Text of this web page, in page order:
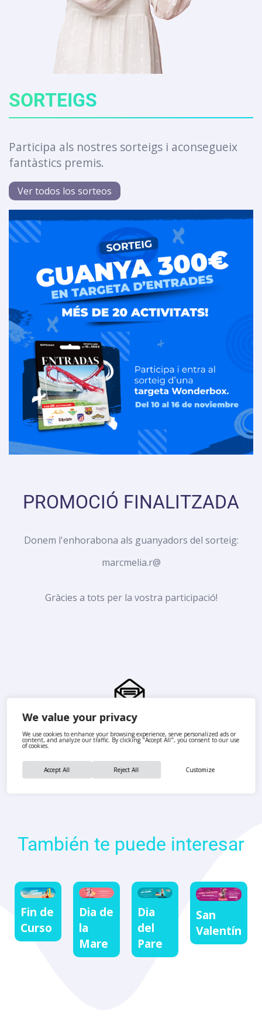
We value your privacy
We use cookies to enhance your browsing experience, serve personalized ads or
content, and analyze our traffic. By clicking "Accept All", you consent to our use
of cookies.
Customize
Reject All
Accept All
SORTEIGS
Participa als nostres sorteigs i aconsegueix
fantàstics premis.
Ver todos los sorteos
PROMOCIÓ FINALITZADA
Donem l'enhorabona als guanyadors del sorteig:
marcmelia.r@
Gràcies a tots per la vostra participació!
También te puede interesar
Fin de
Curso
Dia de
la
Mare
Dia
del
Pare
San
Valentín